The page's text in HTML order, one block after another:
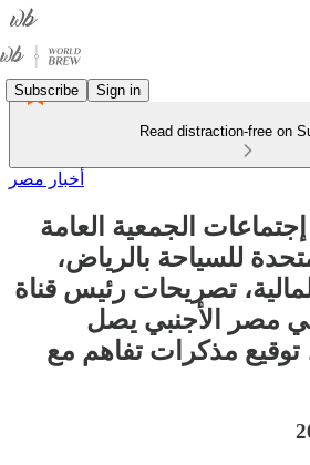
Subscribe Sign in
Read distraction-free on
أخبار مصر
الجمعية العامة
للسياحة بالرياض،
تصريحات رئيس قناة
مصر الأجنبي يصل
مذكرات تفاهم مع